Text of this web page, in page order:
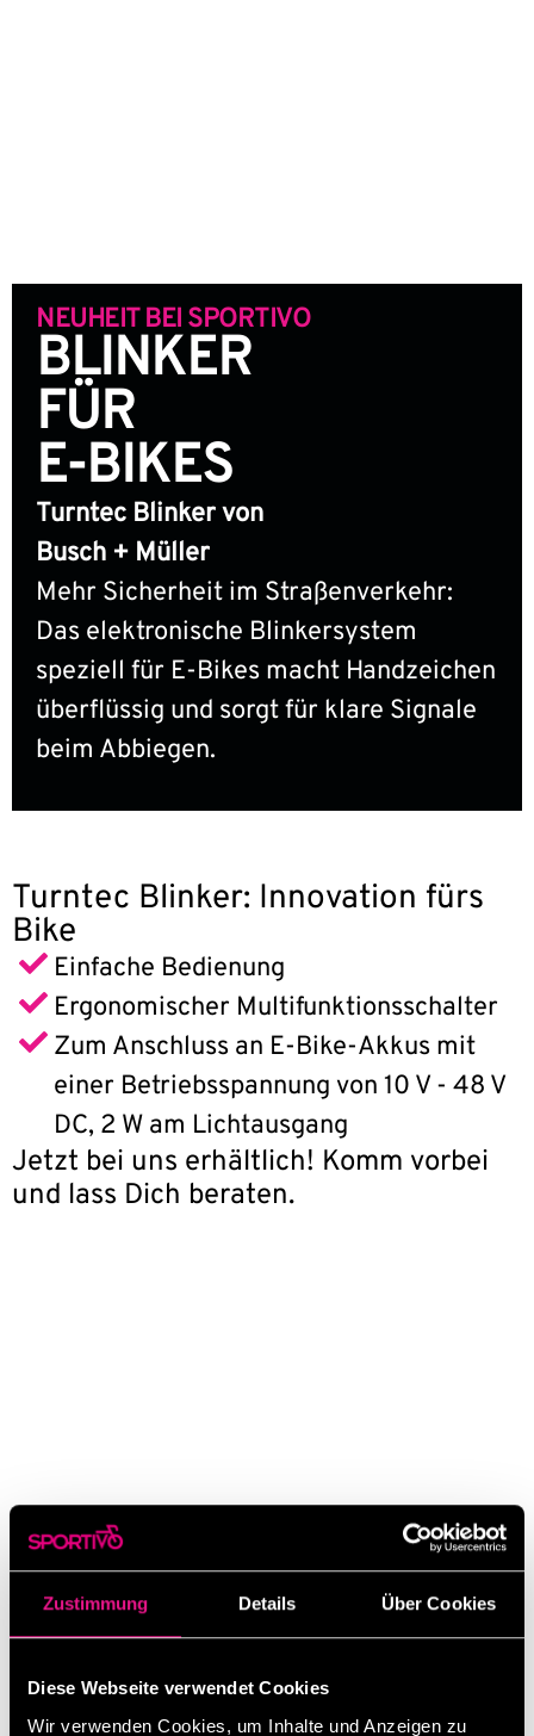
Zustimmung Details Über Cookies
Diese Webseite verwendet Cookies
Wir verwenden Cookies, um Inhalte und Anzeigen zu
NEUHEIT BEI SPORTIVO
BLINKER
FÜR
E-BIKES
Turntec Blinker von
Busch + Müller
Mehr Sicherheit im Straßenverkehr:
Das elektronische Blinkersystem
speziell für E-Bikes macht Handzeichen
überflüssig und sorgt für klare Signale
beim Abbiegen.
Turntec Blinker: Innovation fürs
Bike
Einfache Bedienung
Ergonomischer Multifunktionsschalter
Zum Anschluss an E-Bike-Akkus mit
einer Betriebsspannung von 10 V - 48 V
DC, 2 W am Lichtausgang
Jetzt bei uns erhältlich! Komm vorbei
und lass Dich beraten.
BREMSLICHT